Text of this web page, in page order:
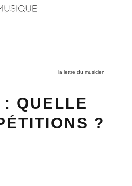
la lettre du musicien
: QUELLE
?